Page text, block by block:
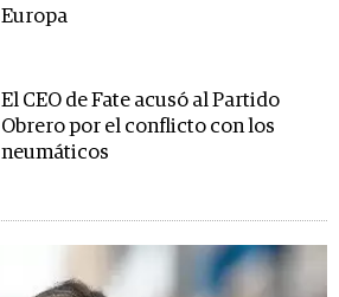
Europa
El CEO de Fate acusó al Partido
Obrero por el conflicto con los
neumáticos